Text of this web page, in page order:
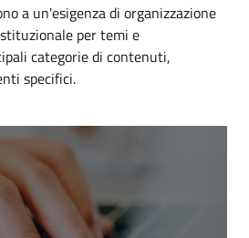
a un'esigenza di organizzazione
per temi e
categorie di contenuti,
specifici.